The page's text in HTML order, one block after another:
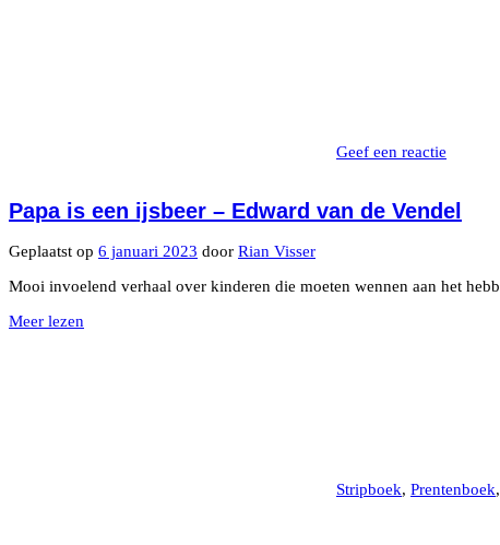
Geef een reactie
Papa is een ijsbeer – Edward van de Vendel
Geplaatst op 6 januari 2023 door Rian Visser
Mooi invoelend verhaal over kinderen die moeten wennen aan het
Meer lezen
Stripboek, Prentenboek,